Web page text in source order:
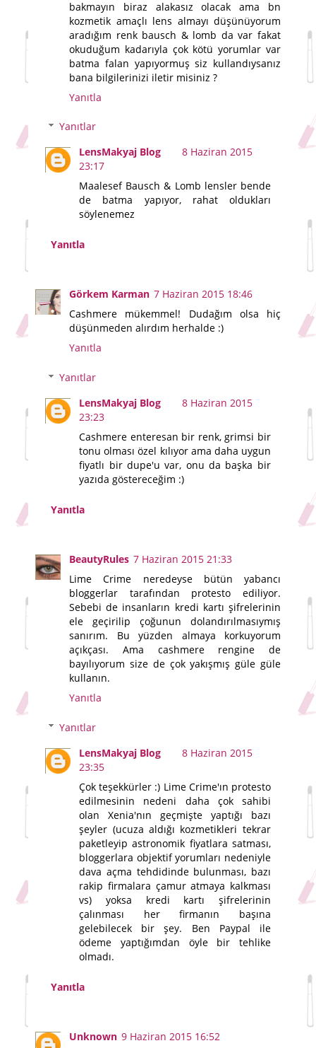
bakmayın biraz alakasız olacak ama bn
kozmetik amaçlı lens almayı düşünüyorum
aradığım renk bausch & lomb da var fakat
okuduğum kadarıyla çok kötü yorumlar var
batma falan yapıyormuş siz kullandıysanız
bana bilgilerinizi iletir misiniz ?
Yanıtla
Yanıtlar
LensMakyaj Blog
8 Haziran 2015
23:17
Maalesef Bausch & Lomb lensler bende
de batma yapıyor, rahat oldukları
söylenemez
Yanıtla
Görkem Karman 7 Haziran 2015 18:46
Cashmere mükemmel! Dudağım olsa hiç
düşünmeden alırdım herhalde :)
Yanıtla
Yanıtlar
LensMakyaj Blog
8 Haziran 2015
23:23
Cashmere enteresan bir renk, grimsi bir
tonu olması özel kılıyor ama daha uygun
fiyatlı bir dupe'u var, onu da başka bir
yazıda göstereceğim :)
Yanıtla
BeautyRules 7 Haziran 2015 21:33
Lime Crime neredeyse bütün yabancı
bloggerlar tarafından protesto ediliyor.
Sebebi de insanların kredi kartı şifrelerinin
ele geçirilip çoğunun dolandırılmasıymış
sanırım. Bu yüzden almaya korkuyorum
açıkçası. Ama cashmere rengine de
bayılıyorum size de çok yakışmış güle güle
kullanın.
Yanıtla
Yanıtlar
LensMakyaj Blog
8 Haziran 2015
23:35
Çok teşekkürler :) Lime Crime'ın protesto
edilmesinin nedeni daha çok sahibi
olan Xenia'nın geçmişte yaptığı bazı
şeyler (ucuza aldığı kozmetikleri tekrar
paketleyip astronomik fiyatlara satması,
bloggerlara objektif yorumları nedeniyle
dava açma tehdidinde bulunması, bazı
rakip firmalara çamur atmaya kalkması
vs) yoksa kredi kartı şifrelerinin
çalınması her firmanın başına
gelebilecek bir şey. Ben Paypal ile
ödeme yaptığımdan öyle bir tehlike
olmadı.
Yanıtla
Unknown 9 Haziran 2015 16:52